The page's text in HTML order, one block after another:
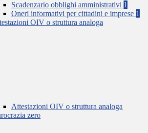
Scadenzario obblighi amministrativi 1
Oneri informativi per cittadini e imprese 1
OIV o struttura analoga
Attestazioni OIV o struttura analoga
zero